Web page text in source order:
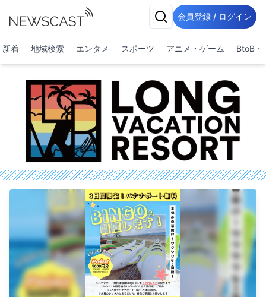
会員登録 / ログイン
新着 地域検索 エンタメ スポーツ アニメ・ゲーム BtoB・